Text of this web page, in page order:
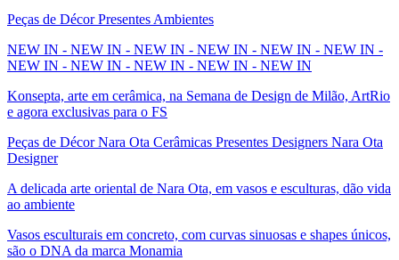
Peças de Décor Presentes Ambientes
NEW IN - NEW IN - NEW IN - NEW IN - NEW IN - NEW IN -
NEW IN - NEW IN - NEW IN - NEW IN - NEW IN
Konsepta, arte em cerâmica, na Semana de Design de Milão, ArtRio
e agora exclusivas para o FS
Peças de Décor Nara Ota Cerâmicas Presentes Designers Nara Ota
Designer
A delicada arte oriental de Nara Ota, em vasos e esculturas, dão vida
ao ambiente
Vasos esculturais em concreto, com curvas sinuosas e shapes únicos,
são o DNA da marca Monamia